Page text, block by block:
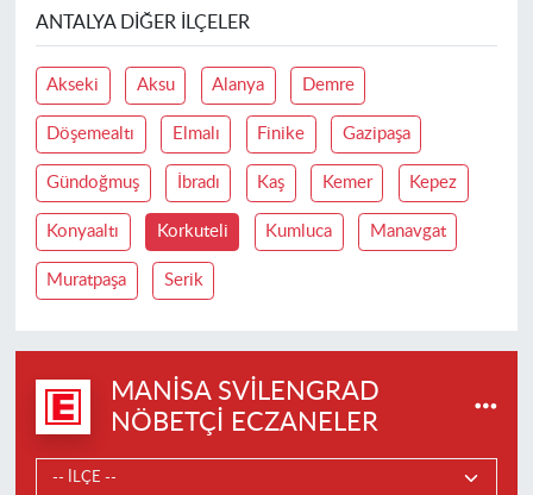
ANTALYA DIĞER İLÇELER
Akseki Aksu Alanya Demre
Döşemealtı Elmalı Finike Gazipaşa
Gündoğmuş İbradı Kaş Kemer Kepez
Konyaaltı Korkuteli Kumluca Manavgat
Muratpaşa Serik
MANISA SVILENGRAD
NÖBETÇI ECZANELER